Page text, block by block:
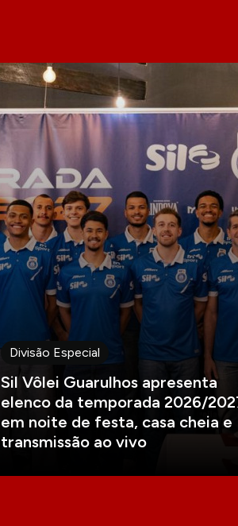
Divisão Especial
Sil Vôlei Guarulhos apresenta
elenco da temporada 2026/
em noite de festa, casa cheia e
transmissão ao vivo